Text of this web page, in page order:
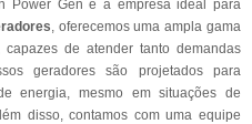
Power Gen é a empresa ideal para
, oferecemos uma ampla gama
de atender tanto demandas
geradores são projetados para
energia, mesmo em situações de
disso, contamos com uma equipe